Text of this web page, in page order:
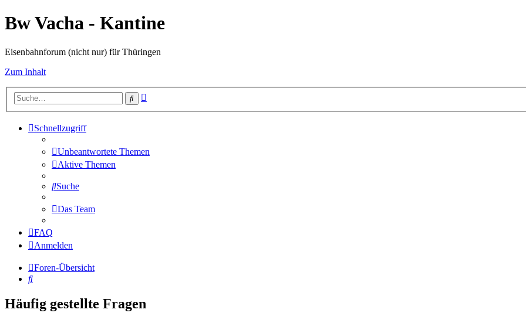
Bw Vacha - Kantine
Eisenbahnforum (nicht nur) für Thüringen
Zum Inhalt
Suche
Schnellzugriff
Unbeantwortete Themen
Aktive Themen
Suche
Das Team
FAQ
Anmelden
Foren-Übersicht
Suche
Häufig gestellte Fragen